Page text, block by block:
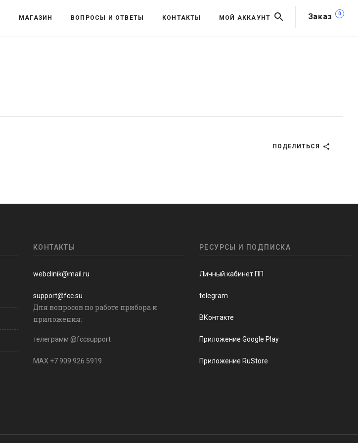
Заказ 0
МАГАЗИН ВОПРОСЫ И ОТВЕТЫ КОНТАКТЫ МОЙ АККАУНТ
ПОДЕЛИТЬСЯ
КОНТАКТЫ
webclinik@mail.ru
support@fcc.su
Для вопросов по работе прибора и
приложения:
телеграмм @fccsupport
MAX +7 909 926 5919
РЕСУРСЫ И ПОДПИСКА
Личный кабинет ПП
telegram
ВКонтакте
Приложение Google Play
Приложение RuStore